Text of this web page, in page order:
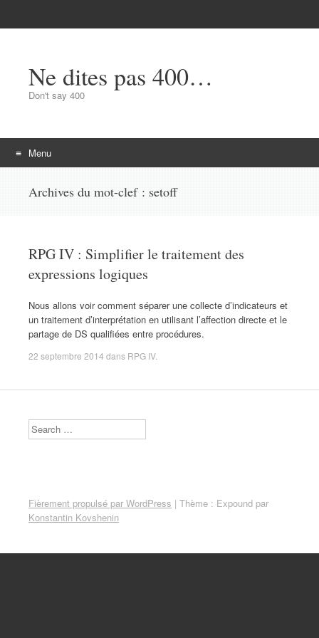
Ne dites pas 400…
Don't say 400
Menu
Archives du mot-clef : setoff
RPG IV : Simplifier le traitement des
expressions logiques
Nous allons voir comment séparer une collecte d’indicateurs et
un traitement d’interprétation en utilisant l’affection directe et le
partage de DS qualifiées entre procédures.
22 septembre 2014 dans RPG IV.
Search
Fièrement propulsé par WordPress | Thème : Expound par
Konstantin Kovshenin